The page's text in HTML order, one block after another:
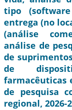
tipo
entrega (no
(análise
análise de
de
de
farmacêuticas
de pesquisa
regional, 2026-